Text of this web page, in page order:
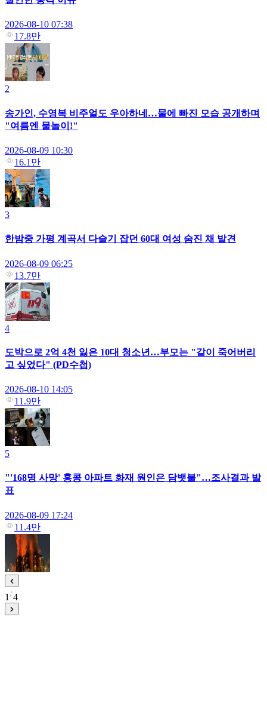
2026-08-10 07:38
17.8만
2
송가인, 수영복 비주얼도 우아하네…물에 빠진 모습 공개하며
"여름엔 물놀이!"
2026-08-09 10:30
16.1만
3
한밤중 가평 계곡서 다슬기 잡던 60대 여성 숨진 채 발견
2026-08-09 06:25
13.7만
4
도박으로 2억 4천 잃은 10대 청소년…부모는 "같이 죽어버리
고 싶었다" (PD수첩)
2026-08-10 14:05
11.9만
5
"'168명 사망' 홍콩 아파트 화재 원인은 담뱃불"…조사결과 발
표
2026-08-09 17:24
11.4만
1 4